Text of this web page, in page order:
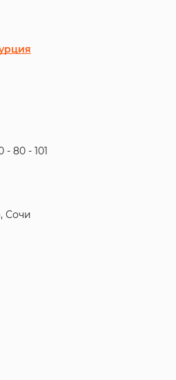
- 80 - 101
Сочи